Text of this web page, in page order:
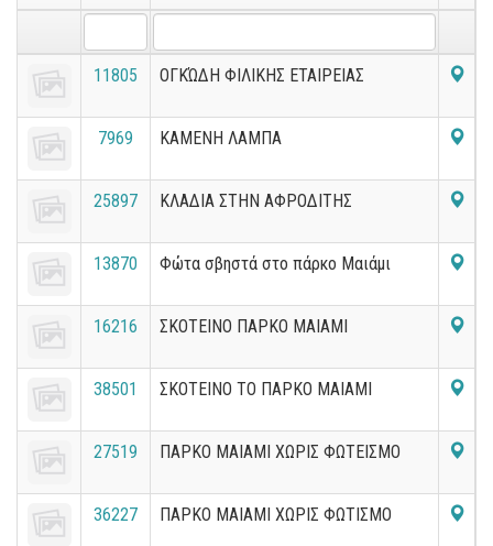
11805 ΟΓΚΏΔΗ ΦΙΛΙΚΗΣ ΕΤΑΙΡΕΙΑΣ
7969 ΚΑΜΕΝΗ ΛΑΜΠΑ
25897 ΚΛΑΔΙΑ ΣΤΗΝ ΑΦΡΟΔΙΤΗΣ
13870 Φώτα σβηστά στο πάρκο Μαιάμι
16216 ΣΚΟΤΕΙΝΟ ΠΑΡΚΟ ΜΑΙΑΜΙ
38501 ΣΚΟΤΕΙΝΟ ΤΟ ΠΑΡΚΟ ΜΑΙΑΜΙ
27519 ΠΑΡΚΟ ΜΑΙΑΜΙ ΧΩΡΙΣ ΦΩΤΕΙΣΜΟ
36227 ΠΑΡΚΟ ΜΑΙΑΜΙ ΧΩΡΙΣ ΦΩΤΙΣΜΟ